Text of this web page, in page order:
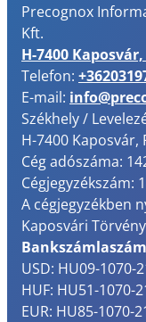
Precognox
Kft.
H-7400
Telefon:
E-mail:
Székhely /
H-7400 Kaposvár,
Cég adószáma:
Cégjegyzékszám:
A cégjegyzékben
Kaposvári
USD: HU09-1070-
HUF: HU51-1070-
EUR: HU85-1070-